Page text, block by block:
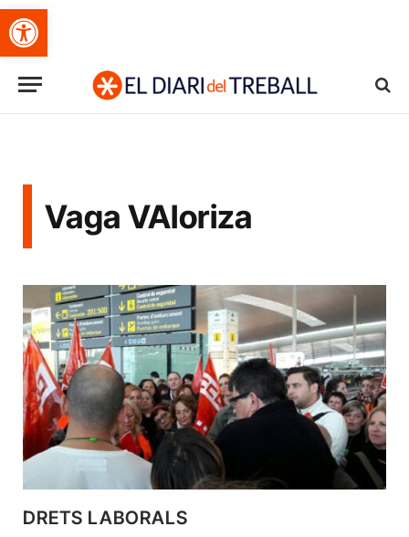
Obre la barra d'eines
Vaga VAloriza
DRETS LABORALS